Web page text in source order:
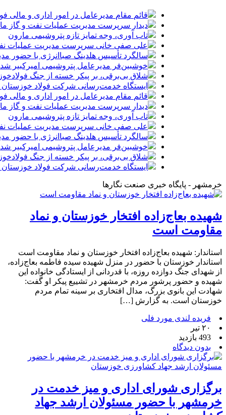
قائم مقام مدیرعامل در امور اداری و مالی
دیدار سرپرست مدیریت عملیات نفت و گاز
تاب آوری، وجه تمایز تازه پتروشیمی مارون
علی صفی خانی سرپرست مدیریت عملیات
سالگرد تأسیس هلدینگ صباانرژی با حضور
خوشبین‌فر مدیرعامل پتروشیمی امیرکبیر شد
شلاق‌ بی‌برقی، بر پیکر خسته‌ از جنگ
ایستگاه خدمت‌رسانی شرکت فولاد
قائم مقام مدیرعامل در امور اداری و مالی
دیدار سرپرست مدیریت عملیات نفت و گاز
تاب آوری، وجه تمایز تازه پتروشیمی مارون
علی صفی خانی سرپرست مدیریت عملیات
سالگرد تأسیس هلدینگ صباانرژی با حضور
خوشبین‌فر مدیرعامل پتروشیمی امیرکبیر شد
شلاق‌ بی‌برقی، بر پیکر خسته‌ از جنگ
ایستگاه خدمت‌رسانی شرکت فولاد
خرمشهر - پایگاه خبری صنعت نگارها
شهیده بعاج‌زاده افتخار خوزستان و نماد
مقاومت است
استاندار: شهیده بعاج‌زاده افتخار خوزستان و نماد مقاومت است
استاندار خوزستان با حضور در منزل شهیده سیده فاطمه بعاج‌زاده،
از شهدای جنگ دوازده روزه، با قدردانی از ایستادگی خانواده این
شهیده و حضور پرشور مردم خرمشهر در تشییع پیکر او گفت:
شهادت این بانوی بزرگ، مدال افتخاری بر سینه تمام مردم
خوزستان است. به گزارش […]
فریده لندی مورد فلی
۲۰ تیر
493 بازدید
بدون دیدگاه
برگزاری شورای اداری و میز خدمت در
خرمشهر با حضور مسئولان ارشد جهاد